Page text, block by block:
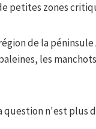
petites zones
de la
les
n'est plus